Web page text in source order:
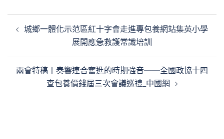
章 城鄉一體化示范區紅十字會走進專包養網站集英小學
展開應急救護常識培訓
兩會特稿丨奏響連合奮進的時期強音——全國政協十四
查包養價錢屆三次會議巡禮_中國網